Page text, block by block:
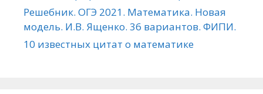
Решебник. ОГЭ 2021. Математика. Новая
модель. И.В. Ященко. 36 вариантов. ФИПИ.
10 известных цитат о математике